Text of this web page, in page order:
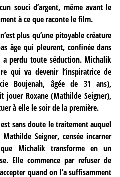
souci d’argent, même avant le
à ce que raconte le film.
plus qu’une pitoyable créature
âge qui pleurent, confinée dans
perdu toute séduction. Michalik
qui va devenir l’inspiratrice de
Boujenah, âgée de 31 ans),
jouer Roxane (Mathilde Seigner),
à elle le soir de la première.
sans doute le traitement auquel
Seigner, censée incarner
Michalik transforme en un
Elle commence par refuser de
quand on l’a suffisamment